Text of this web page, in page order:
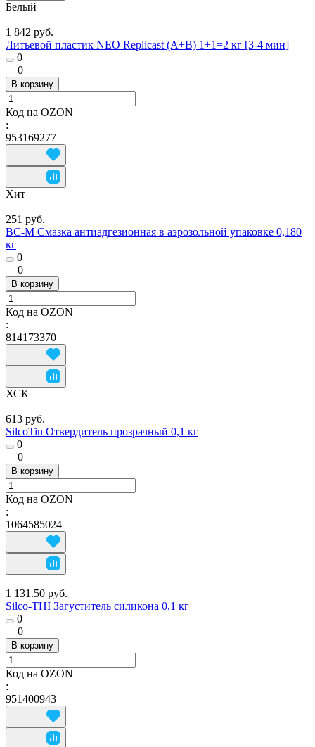
Белый
1 842 руб.
Литьевой пластик NEO Replicast (А+В) 1+1=2 кг [3-4 мин]
0
0
В корзину
Код на OZON
:
953169277
Хит
251 руб.
ВС-М Смазка антиадгезионная в аэрозольной упаковке 0,180
кг
0
0
В корзину
Код на OZON
:
814173370
ХСК
613 руб.
SilcoTin Отвердитель прозрачный 0,1 кг
0
0
В корзину
Код на OZON
:
1064585024
1 131.50 руб.
Silco-THI Загуститель силикона 0,1 кг
0
0
В корзину
Код на OZON
:
951400943